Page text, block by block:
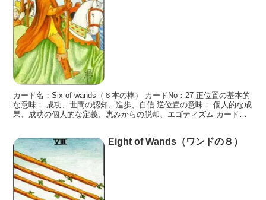
カード名：Six of wands（６本の棒） カードNo：27 正位置の基本的
な意味： 成功、世間の認知、進歩、自信 逆位置の意味： 個人的な成
果、成功の個人的な定義、恵みからの脱却、エゴティズム カードの
Eight of Wands（ワンドの８）